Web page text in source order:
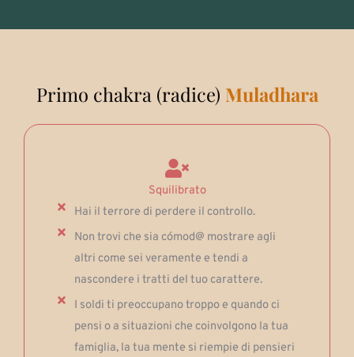
Primo chakra (radice) Muladhara
Squilibrato
Hai il terrore di perdere il controllo.
Non trovi che sia cómod@ mostrare agli
altri come sei veramente e tendi a
nascondere i tratti del tuo carattere.
I soldi ti preoccupano troppo e quando ci
pensi o a situazioni che coinvolgono la tua
famiglia, la tua mente si riempie di pensieri